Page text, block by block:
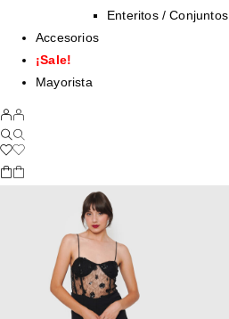
Enteritos / Conjuntos
Accesorios
¡Sale!
Mayorista